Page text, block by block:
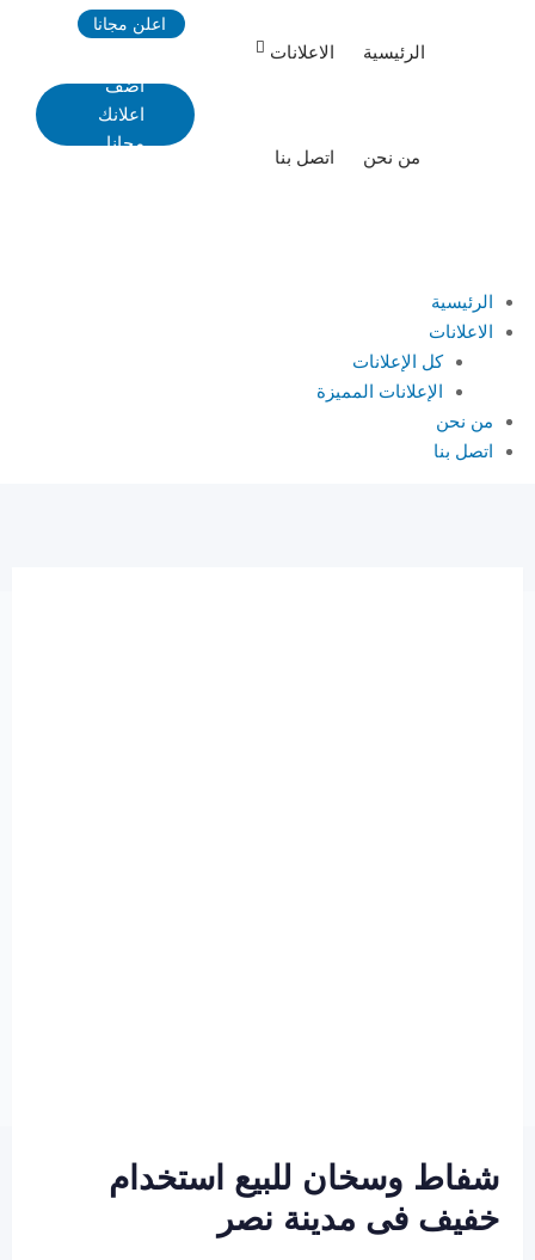
الرئيسية الاعلانات
من نحن اتصل بنا
اضف
اعلانك
مجانا
اعلن مجانا
الرئيسية
الاعلانات
كل الإعلانات
الإعلانات المميزة
من نحن
اتصل بنا
شفاط وسخان للبيع استخدام
خفيف فى مدينة نصر